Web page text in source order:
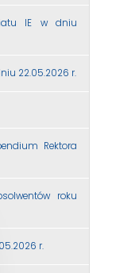
IE w dniu
22.05.2026 r.
Rektora
roku
r.